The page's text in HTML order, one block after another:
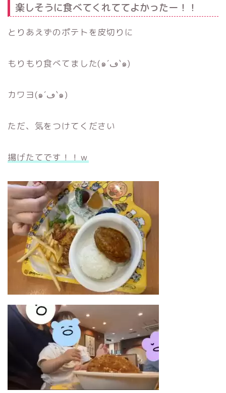
楽しそうに食べてくれててよかったー！！
とりあえずのポテトを皮切りに
もりもり食べてました(๑´ڡ`๑)
カワヨ(๑´ڡ`๑)
ただ、気をつけてください
揚げたてです！！ｗ